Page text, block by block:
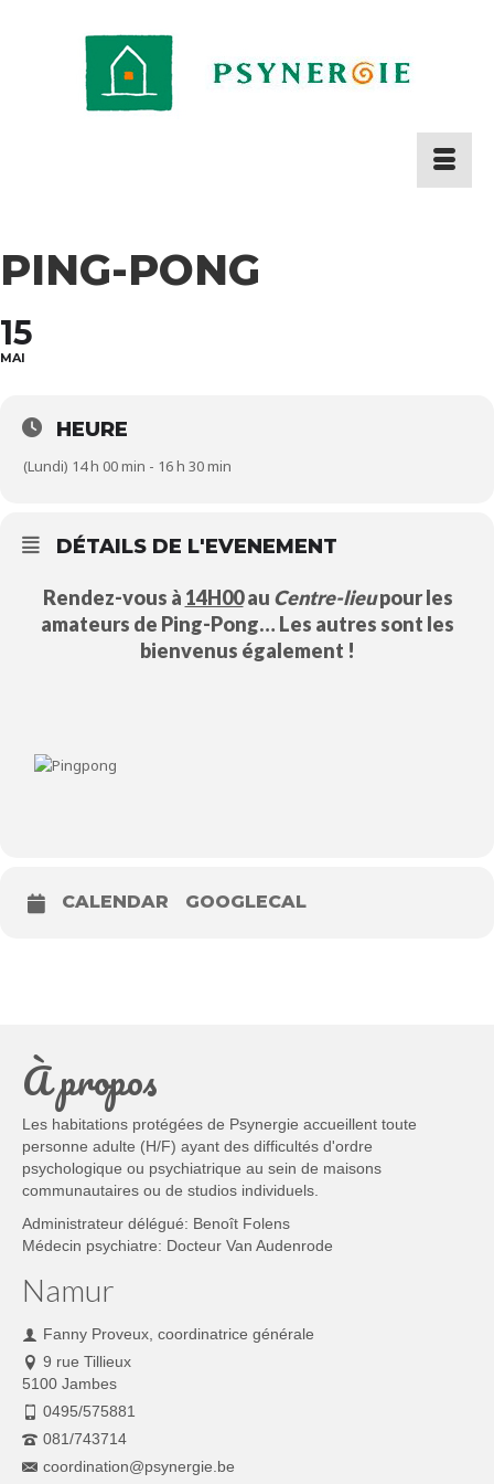
PING-PONG
15
MAI
HEURE
(Lundi) 14 h 00 min - 16 h 30 min
DÉTAILS DE L'EVENEMENT
Rendez-vous à 14H00au Centre-lieupour les
amateurs de Ping-Pong… Les autres sont les
bienvenus également !
CALENDAR GOOGLECAL
À propos
Les habitations protégées de Psynergie accueillent toute
personne adulte (H/F) ayant des difficultés d'ordre
psychologique ou psychiatrique au sein de maisons
communautaires ou de studios individuels.
Administrateur délégué: Benoît Folens
Médecin psychiatre: Docteur Van Audenrode
Namur
Fanny Proveux, coordinatrice générale
9 rue Tillieux
5100 Jambes
0495/575881
081/743714
coordination@psynergie.be